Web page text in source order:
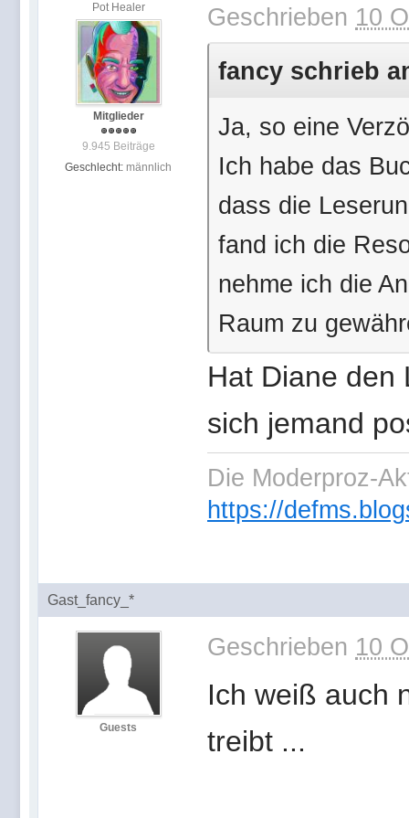
Pot Healer
Mitglieder
9.945 Beiträge
Geschlecht: männlich
Geschrieben 10
fancy schrieb
Ja, so eine
Ich habe das
dass die
fand ich die
nehme ich die
Raum zu
Hat Diane den
sich jemand
Die Moderproz-
https://
Gast_fancy_*
Guests
Geschrieben 10
Ich weiß auch
treibt ...